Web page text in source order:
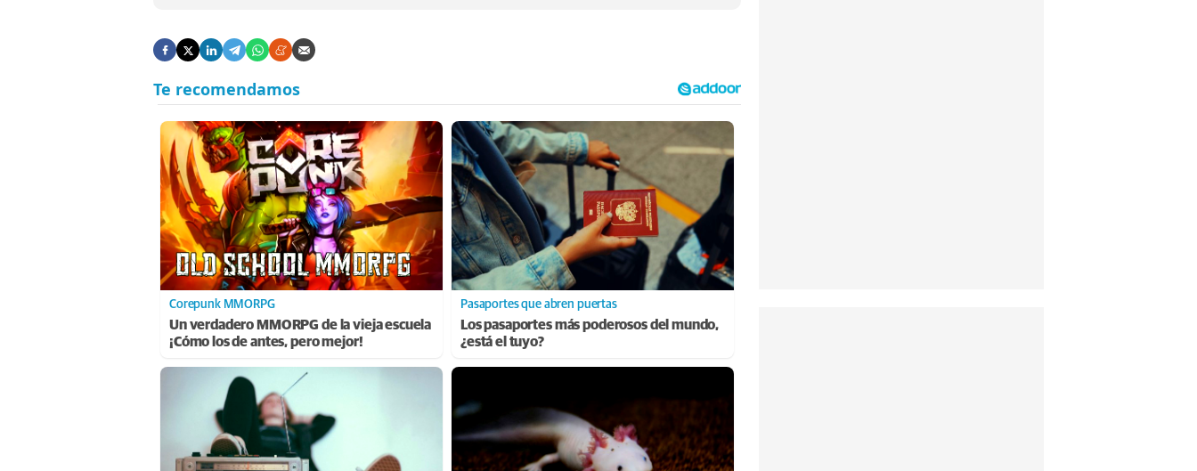
Corepunk MMORPG
Un verdadero MMORPG de la vieja escuela
¡Cómo los de antes, pero mejor!
Pasaportes que abren puertas
Los pasaportes más poderosos del mundo,
¿está el tuyo?